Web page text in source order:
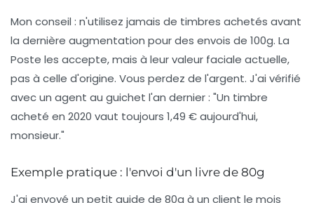
Mon conseil : n'utilisez jamais de timbres achetés avant
la dernière augmentation pour des envois de 100g. La
Poste les accepte, mais à leur valeur faciale actuelle,
pas à celle d'origine. Vous perdez de l'argent. J'ai vérifié
avec un agent au guichet l'an dernier : "Un timbre
acheté en 2020 vaut toujours 1,49 € aujourd'hui,
monsieur."
Exemple pratique : l'envoi d'un livre de 80g
J'ai envoyé un petit guide de 80g à un client le mois